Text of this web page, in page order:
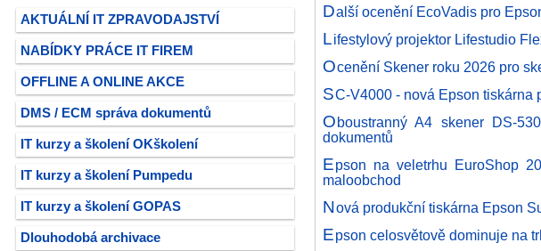
AKTUÁLNÍ IT ZPRAVODAJSTVÍ
NABÍDKY PRÁCE IT FIREM
OFFLINE A ONLINE AKCE
DMS / ECM správa dokumentů
IT kurzy a školení OKškolení
IT kurzy a školení Pumpedu
IT kurzy a školení GOPAS
Dlouhodobá archivace
Další ocenění EcoVadis pro
Lifestylový projektor Lifestudio
Ocenění Skener roku 2026 pro
SC-V4000 - nová Epson tiskárna
Oboustranný A4 skener DS-
dokumentů
Epson na veletrhu EuroShop
maloobchod
Nová produkční tiskárna Epson
Epson celosvětově dominuje na